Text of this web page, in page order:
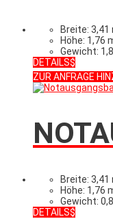
Breite: 3,41
Höhe: 1,76
Gewicht:
DETAILS
ZUR ANFRAGE
Breite: 3,41
Höhe: 1,76
Gewicht:
DETAILS